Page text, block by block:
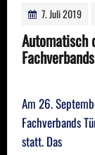
7. Juli 2019
Automatisch
Am 26.
Fachverbands
statt. Das